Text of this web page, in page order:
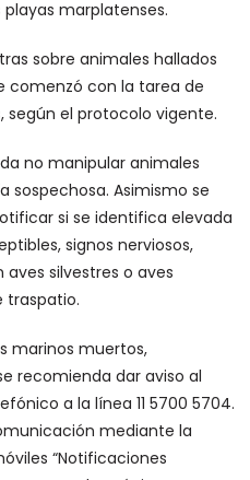
marplatenses.
sobre animales hallados
comenzó con la tarea de
según el protocolo vigente.
no manipular animales
Asimismo se
si se identifica elevada
signos nerviosos,
silvestres o aves
traspatio.
marinos muertos,
recomienda dar aviso al
a la línea 11 5700 5704.
mediante la
“Notificaciones